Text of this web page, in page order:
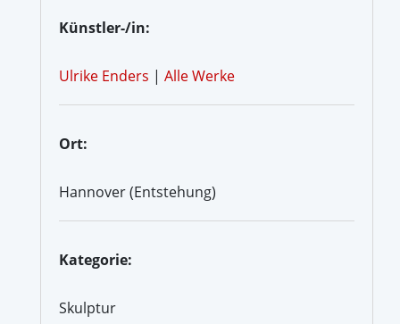
Künstler-/in:
Ulrike Enders | Alle Werke
Ort:
Hannover (Entstehung)
Kategorie:
Skulptur